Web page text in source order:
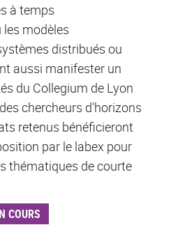
à temps
modèles
distribués ou
aussi manifester un
du Collegium de Lyon
chercheurs d'horizons
retenus bénéficieront
par le labex pour
thématiques de courte
COURS